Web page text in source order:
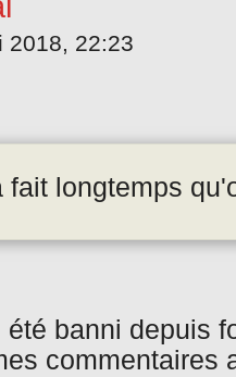
2018, 22:23
fait longtemps
banni depuis
commentaires